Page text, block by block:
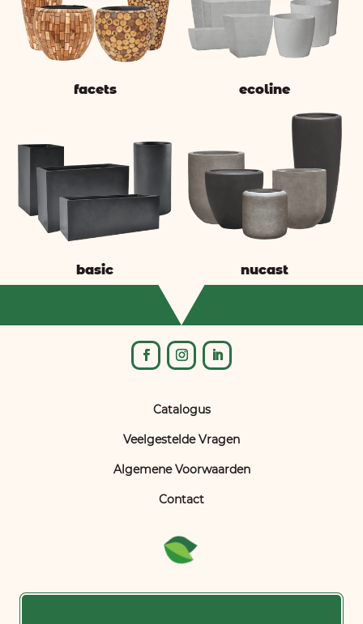
facets ecoline
basic nucast
Catalogus
Veelgestelde Vragen
Algemene Voorwaarden
Contact